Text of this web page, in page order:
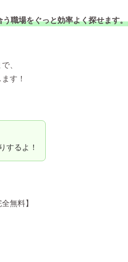
職場をぐっと効率よく探せます。
、
す！
するよ！
無料】